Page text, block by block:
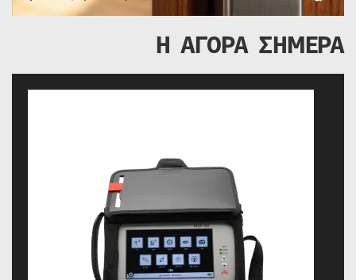
Η ΑΓΟΡΑ ΣΗΜΕΡΑ